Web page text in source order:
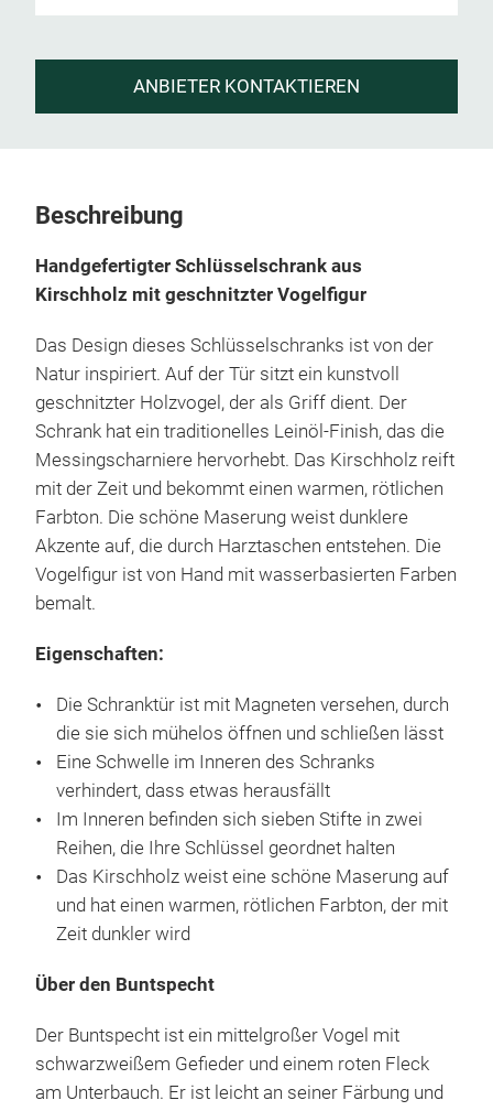
ANBIETER KONTAKTIEREN
Beschreibung
Handgefertigter Schlüsselschrank aus
Kirschholz mit geschnitzter Vogelfigur
Das Design dieses Schlüsselschranks ist von der
Natur inspiriert. Auf der Tür sitzt ein kunstvoll
geschnitzter Holzvogel, der als Griff dient. Der
Schrank hat ein traditionelles Leinöl-Finish, das die
Messingscharniere hervorhebt. Das Kirschholz reift
mit der Zeit und bekommt einen warmen, rötlichen
Farbton. Die schöne Maserung weist dunklere
Akzente auf, die durch Harztaschen entstehen. Die
Vogelfigur ist von Hand mit wasserbasierten Farben
bemalt.
Eigenschaften:
Die Schranktür ist mit Magneten versehen, durch
die sie sich mühelos öffnen und schließen lässt
Eine Schwelle im Inneren des Schranks
verhindert, dass etwas herausfällt
Im Inneren befinden sich sieben Stifte in zwei
Reihen, die Ihre Schlüssel geordnet halten
Das Kirschholz weist eine schöne Maserung auf
und hat einen warmen, rötlichen Farbton, der mit
Zeit dunkler wird
Über den Buntspecht
Der Buntspecht ist ein mittelgroßer Vogel mit
schwarzweißem Gefieder und einem roten Fleck
am Unterbauch. Er ist leicht an seiner Färbung und